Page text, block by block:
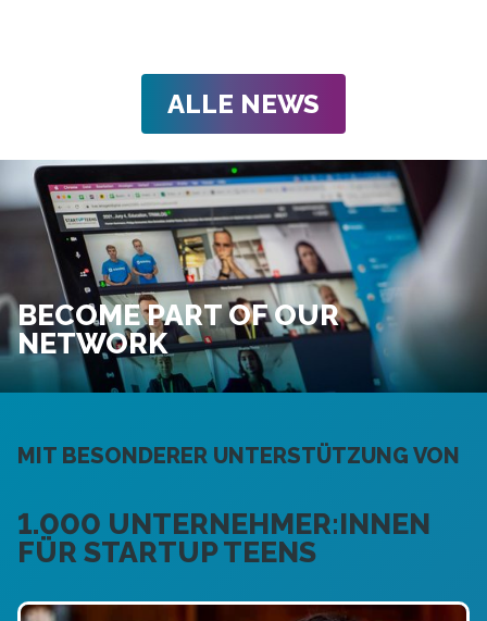
ALLE NEWS
BECOME PART OF OUR
NETWORK
MIT BESONDERER UNTERSTÜTZUNG VON
1.000 UNTERNEHMER:INNEN
FÜR STARTUP TEENS